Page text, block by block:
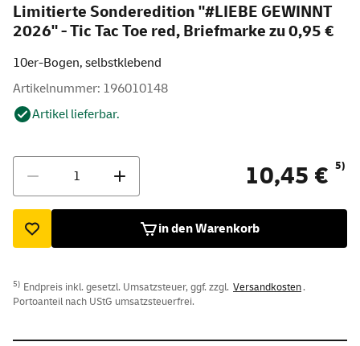
Limitierte Sonderedition "#LIEBE GEWINNT
2026" - Tic Tac Toe red, Briefmarke zu 0,95 €
10er-Bogen, selbstklebend
Artikelnummer: 196010148
Artikel lieferbar.
10,45 € 5)
in den Warenkorb
5) Endpreis inkl. gesetzl. Umsatzsteuer, ggf. zzgl. Versandkosten.
Portoanteil nach UStG umsatzsteuerfrei.